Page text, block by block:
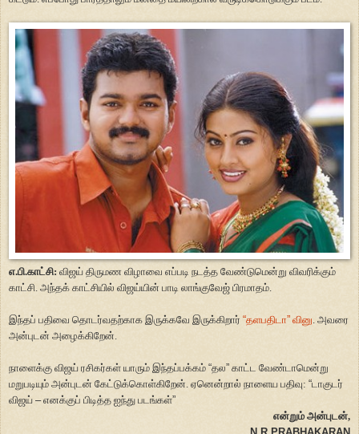
எ.பி.காட்சி: விஜய் திருமண விழாவை எப்படி நடத்த வேண்டுமென்று விவரிக்கும்
காட்சி. அந்தக் காட்சியில் விஜய்யின் பாடி லாங்குவேஜ் பிரமாதம்.
இந்தப் பதிவை தொடர்வதற்காக இருக்கவே இருக்கிறார் “தளபதிடா” வினு. அவரை
அன்புடன் அழைக்கிறேன்.
நாளைக்கு விஜய் ரசிகர்கள் யாரும் இந்தப்பக்கம் “தல” காட்ட வேண்டாமென்று
மறுபடியும் அன்புடன் கேட்டுக்கொள்கிறேன். ஏனென்றால் நாளைய பதிவு: “டாகுடர்
விஜய் –எனக்குப் பிடித்த ஐந்து படங்கள்”
என்றும் அன்புடன்,